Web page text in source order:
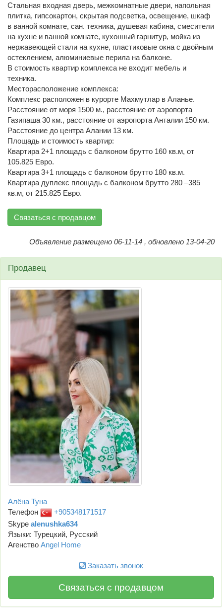
Стальная входная дверь, межкомнатные двери, напольная
плитка, гипсокартон, скрытая подсветка, освещение, шкаф
в ванной комнате, сан. техника, душевая кабина, смесители
на кухне и ванной комнате, кухонный гарнитур, мойка из
нержавеющей стали на кухне, пластиковые окна с двойным
остеклением, алюминиевые перила на балконе.
В стоимость квартир комплекса не входит мебель и
техника.
Месторасположение комплекса:
Комплекс расположен в курорте Махмутлар в Аланье.
Расстояние от моря 1500 м., расстояние от аэропорта
Газипаша 30 км., расстояние от аэропорта Анталии 150 км.
Расстояние до центра Алании 13 км.
Площадь и стоимость квартир:
Квартира 2+1 площадь с балконом брутто 160 кв.м, от
105.825 Евро.
Квартира 3+1 площадь с балконом брутто 180 кв.м.
Квартира дуплекс площадь с балконом брутто 280 –385
кв.м, от 215.825 Евро.
Связаться с продавцом
Объявление размещено 06-11-14 , обновлено 13-04-20
Продавец
Алёна Туна
Телефон
+905348171517
Skype alenushka634
Языки: Турецкий, Русский
Агенство Angel Home
Заказать звонок
Связаться с продавцом